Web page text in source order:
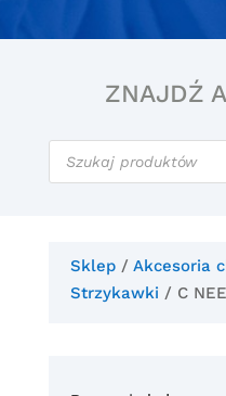
ZNAJDŹ
Wyszukiwarka
produktów
Sklep/ Akcesoria
Strzykawki / C